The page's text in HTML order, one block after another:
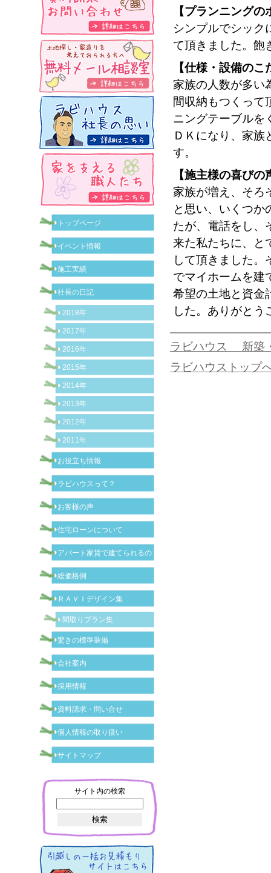
【プランニングの
シンプルでシック
て頂きました。飽
【仕様・設備の
家族の人数が多い
間収納もつくって
ニングテーブルを
ＤＫになり、家
す。
【施主様の喜びの
家族が増え、そろ
と思い、いくつか
たが、電話をし、
来た私たちに、と
して頂きました。
でマイホームを建
希望の土地と資金
した。ありがとう
ラビハウス 新築
ラビハウストップ
トップページ
イベント情報
施工実績
社長の日記
2018年
2017年
2016年
2015年
2014年
2013年
2012年
2011年
お役立ち情報
ラビハウスって？
お客様の声
住宅ローンについて
アパート家賃で建てられるの？
総価格例
ＲＡＶＩデザイン集
間取りプラン集
驚きの標準装備
会社案内
採用情報
資料請求・問い合せ
個人情報の取り扱い
サイトマップ
サイト内の検索